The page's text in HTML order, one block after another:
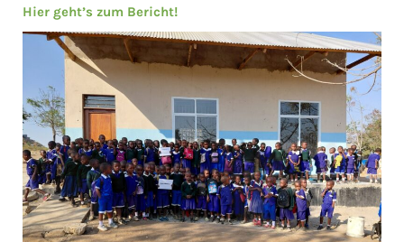
Hier geht’s zum Bericht!